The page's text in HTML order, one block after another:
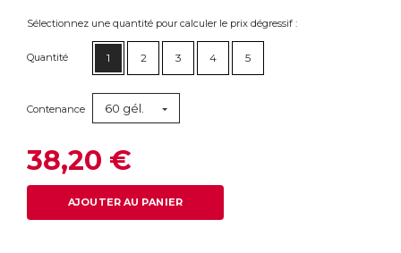
Sélectionnez une quantité pour calculer le prix dégressif :
Quantité 1 2 3 4 5
Contenance 60 gél.
38,20 €
AJOUTER AU PANIER